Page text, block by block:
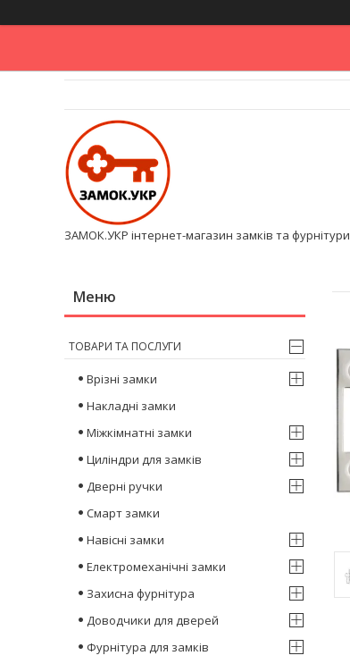
ЗАМОК.УКР інтернет-магазин замків та фурнітури
ТОВАРИ ТА ПОСЛУГИ
Врізні замки
Накладні замки
Міжкімнатні замки
Циліндри для замків
Дверні ручки
Смарт замки
Навісні замки
Електромеханічні замки
Захисна фурнітура
Доводчики для дверей
Фурнітура для замків